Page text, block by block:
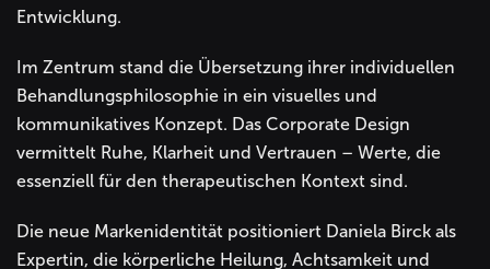
Entwicklung.
Im Zentrum stand die Übersetzung ihrer individuellen
Behandlungsphilosophie in ein visuelles und
kommunikatives Konzept. Das Corporate Design
vermittelt Ruhe, Klarheit und Vertrauen – Werte, die
essenziell für den therapeutischen Kontext sind.
Die neue Markenidentität positioniert Daniela Birck als
Expertin, die körperliche Heilung, Achtsamkeit und